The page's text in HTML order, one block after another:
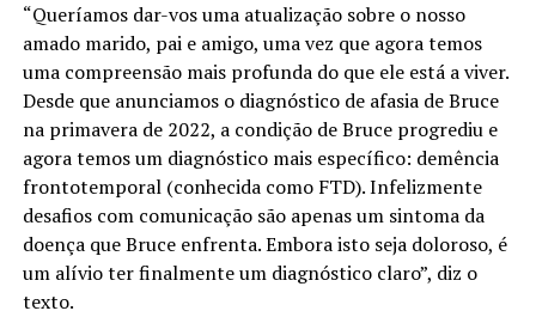
“Queríamos dar-vos uma atualização sobre o nosso
amado marido, pai e amigo, uma vez que agora temos
uma compreensão mais profunda do que ele está a viver.
Desde que anunciamos o diagnóstico de afasia de Bruce
na primavera de 2022, a condição de Bruce progrediu e
agora temos um diagnóstico mais específico: demência
frontotemporal (conhecida como FTD). Infelizmente
desafios com comunicação são apenas um sintoma da
doença que Bruce enfrenta. Embora isto seja doloroso, é
um alívio ter finalmente um diagnóstico claro”, diz o
texto.